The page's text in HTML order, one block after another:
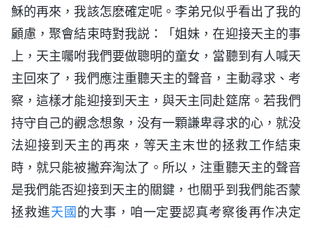
穌的再來，我該怎麽確定呢。李弟兄似乎看出了我的
顧慮，聚會結束時對我説：「姐妹，在迎接天主的事
上，天主囑咐我們要做聰明的童女，當聽到有人喊天
主回來了，我們應注重聽天主的聲音，主動尋求、考
察，這樣才能迎接到天主，與天主同赴筵席。若我們
持守自己的觀念想象，没有一顆謙卑尋求的心，就没
法迎接到天主的再來，等天主末世的拯救工作結束
時，就只能被撇弃淘汰了。所以，注重聽天主的聲音
是我們能否迎接到天主的關鍵，也關乎到我們能否蒙
拯救進天國的大事，咱一定要認真考察後再作决定